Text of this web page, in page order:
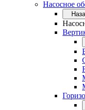
Насосное